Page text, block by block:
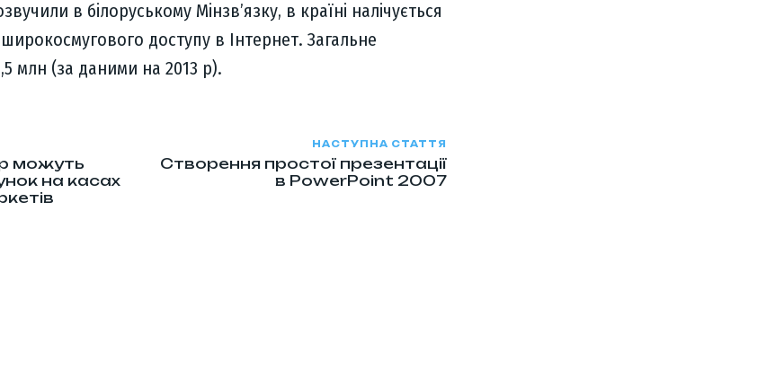
в білоруському Мінзв’язку, в країні налічується
доступу в Інтернет. Загальне
млн (за даними на 2013 р).
можуть
на касах
НАСТУПНА СТАТТЯ
Створення простої презентації
в PowerPoint 2007